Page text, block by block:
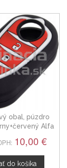
obal, púzdro
Alfa
10,00 €
do košíka